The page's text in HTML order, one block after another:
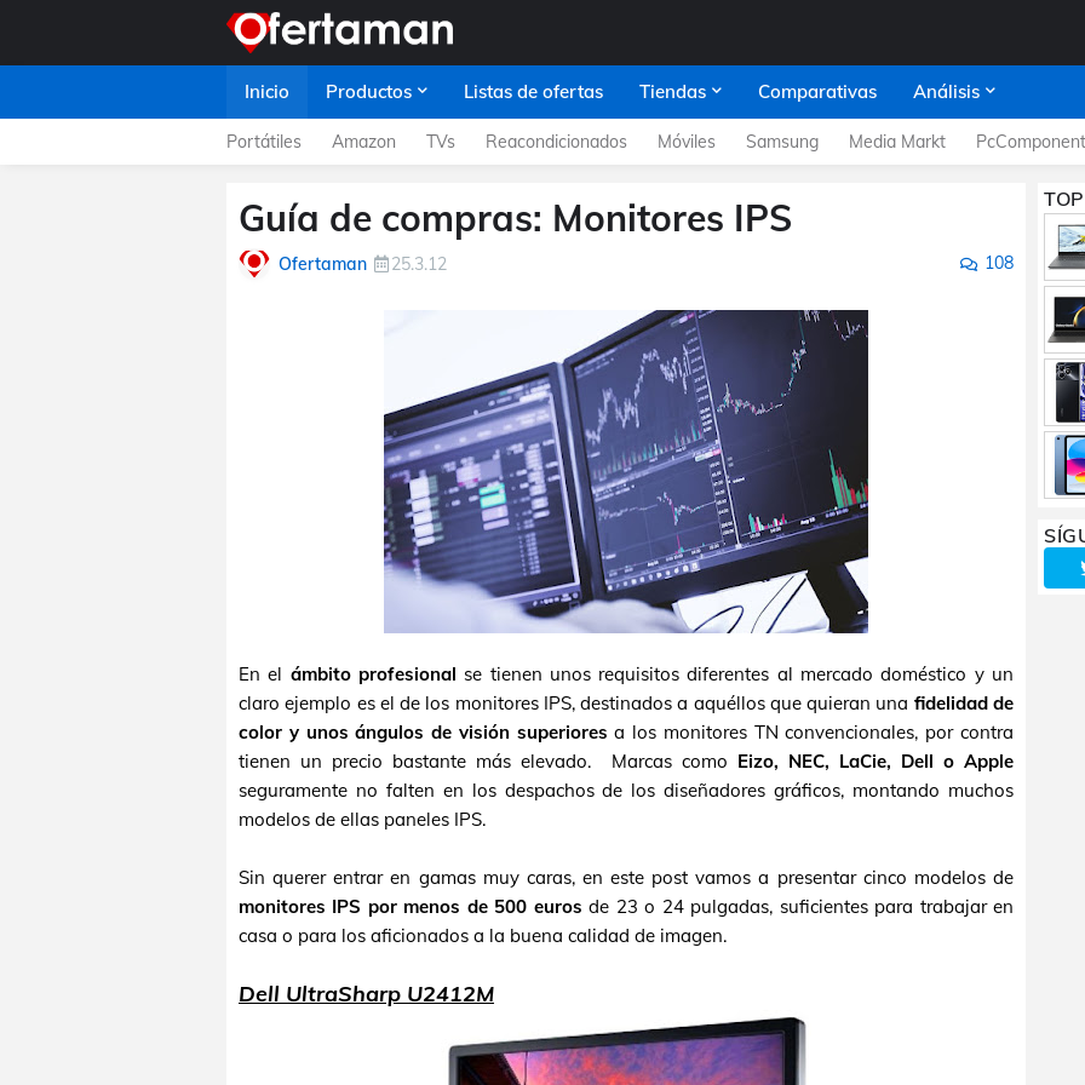
Inicio Productos Listas de ofertas Tiendas Comparativas Análisis
Portátiles Amazon TVs Reacondicionados Móviles Samsung Media Markt
Guía de compras: Monitores IPS
Ofertaman 25.3.12 108
En el ámbito profesional se tienen unos requisitos diferentes al mercado doméstico y un
claro ejemplo es el de los monitores IPS, destinados a aquéllos que quieran una fidelidad de
color y unos ángulos de visión superiores a los monitores TN convencionales, por contra
tienen un precio bastante más elevado. Marcas como Eizo, NEC, LaCie, Dell o Apple
seguramente no falten en los despachos de los diseñadores gráficos, montando muchos
modelos de ellas paneles IPS.
Sin querer entrar en gamas muy caras, en este post vamos a presentar cinco modelos de
monitores IPS por menos de 500 euros de 23 o 24 pulgadas, suficientes para trabajar en
casa o para los aficionados a la buena calidad de imagen.
Dell UltraSharp U2412M